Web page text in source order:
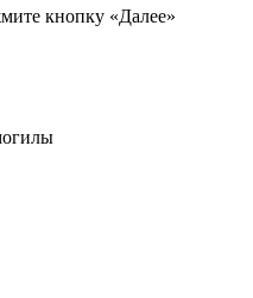
кнопку «Далее»